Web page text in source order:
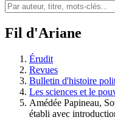
Fil d'Ariane
Érudit
Revues
Bulletin d'histoire
Les sciences et le
Amédée Papineau,
établi avec